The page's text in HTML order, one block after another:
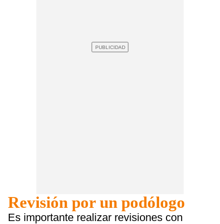
Revisión por un podólogo
Es importante realizar revisiones con